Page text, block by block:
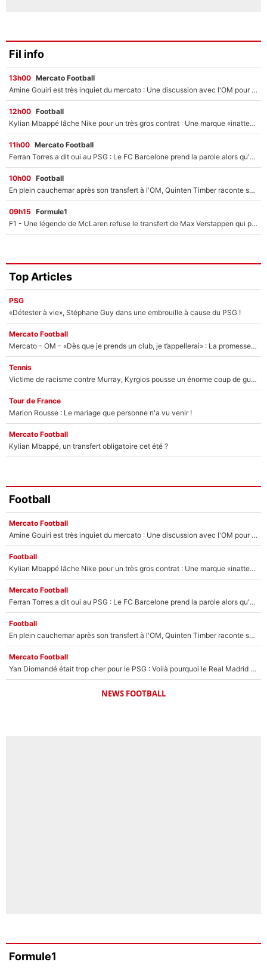
Fil info
13h00 Mercato Football
Amine Gouiri est très inquiet du mercato : Une discussion avec l'OM pour acter son transfert !
12h00 Football
Kylian Mbappé lâche Nike pour un très gros contrat : Une marque «inattendue» va frapper très fort
11h00 Mercato Football
Ferran Torres a dit oui au PSG : Le FC Barcelone prend la parole alors qu'un transfert de l'attaquant espagnol prend forme
10h00 Football
En plein cauchemar après son transfert à l'OM, Quinten Timber raconte ses doutes après sa signature à Marseille
09h15 Formule1
F1 - Une légende de McLaren refuse le transfert de Max Verstappen qui pourrait «faire des vagues» et plomber l'ambiance dans l'équipe
Top Articles
PSG
«Détester à vie», Stéphane Guy dans une embrouille à cause du PSG !
Mercato Football
Mercato - OM - «Dès que je prends un club, je t’appellerai» : La promesse de Marcelino au moment de claquer la porte
Tennis
Victime de racisme contre Murray, Kyrgios pousse un énorme coup de gueule !
Tour de France
Marion Rousse : Le mariage que personne n'a vu venir !
Mercato Football
Kylian Mbappé, un transfert obligatoire cet été ?
Football
Mercato Football
Amine Gouiri est très inquiet du mercato : Une discussion avec l'OM pour acter son transfert !
Football
Kylian Mbappé lâche Nike pour un très gros contrat : Une marque «inattendue» va frapper très fort
Mercato Football
Ferran Torres a dit oui au PSG : Le FC Barcelone prend la parole alors qu'un transfert de l'attaquant espagnol prend forme
Football
En plein cauchemar après son transfert à l'OM, Quinten Timber raconte ses doutes après sa signature à Marseille
Mercato Football
Yan Diomandé était trop cher pour le PSG : Voilà pourquoi le Real Madrid a accepté de payer la somme record de 140M€ pour boucler son transfert !
NEWS FOOTBALL
Formule1